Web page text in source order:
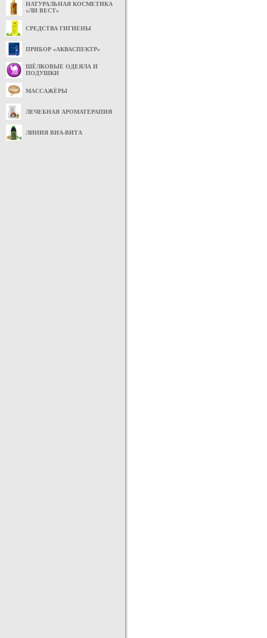
НАТУРАЛЬНАЯ КОСМЕТИКА
«ЛИ ВЕСТ»
СРЕДСТВА ГИГИЕНЫ
ПРИБОР «АКВАСПЕКТР»
ШЁЛКОВЫЕ ОДЕЯЛА И
ПОДУШКИ
МАССАЖЁРЫ
ЛЕЧЕБНАЯ АРОМАТЕРАПИЯ
ЛИНИЯ ВИА-ВИТА